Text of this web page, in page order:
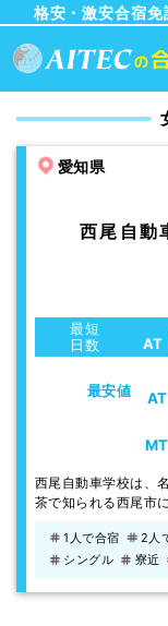
格安・激安合宿免
愛知県
西尾自動
最短
日数
AT
最安値 AT
MT
西尾自動車学校は、
茶で知られる西尾市
間もお部屋でゆっく
2021年11月に完成
1人で合宿 2人
シングル
寮近